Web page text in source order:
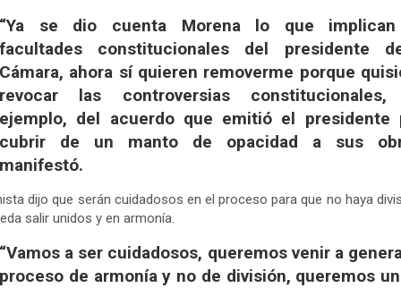
“Ya se dio cuenta Morena lo que
facultades constitucionales del presidente
Cámara, ahora sí quieren removerme porque
revocar las controversias constitucionales,
ejemplo, del acuerdo que emitió el presidente
cubrir de un manto de opacidad a sus
manifestó.
dijo que serán cuidadosos en el proceso para que no haya
salir unidos y en armonía.
“Vamos a ser cuidadosos, queremos venir a
proceso de armonía y no de división, queremos